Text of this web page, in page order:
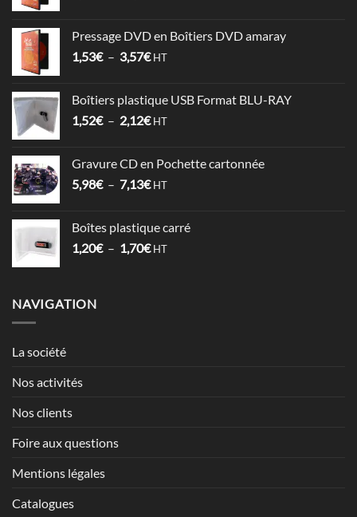
6,78€
à
Pressage DVD en Boîtiers DVD amaray
1,53€ – 3,57€Plage
1,53€
à
HT
Boîtiers plastique USB Format BLU-RAY
1,52€ – 2,12€Plage
1,52€
à
HT
Gravure CD en Pochette cartonnée
5,98€ – 7,13€Plage
5,98€
à
HT
Boîtes plastique carré
1,20€ – 1,70€Plage
HT
NAVIGATION
La société
Nos activités
Nos clients
Foire aux questions
Mentions légales
Catalogues